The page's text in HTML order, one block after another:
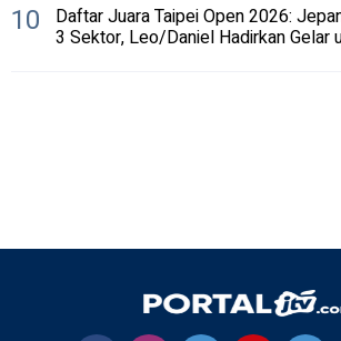
10 Daftar Juara Taipei Open 2026:
3 Sektor, Leo/Daniel Hadirkan Gelar